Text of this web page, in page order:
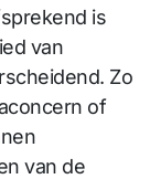
is
van
Zo
of
van de